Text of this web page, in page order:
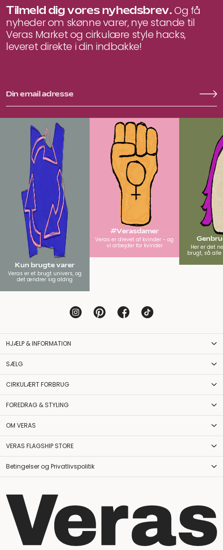
Tilmeld dig vores nyhedsbrev.Og få
nyheder om skønne varer, nye stande til
Veras Market og cirkulære style hacks,
leveret direkte i din indbakke!
Kun brugte varer
Veras er et brugt univers, og
det ændrer sig aldrig
#Verasdamer
Veras er drevet af kvinder - og
vi arbejder for kvinder
Her er det
brugt, så
HJÆLP & INFORMATION
SÆLG
CIRKULÆRT FORBRUG
FOREDRAG & STYLING
OM VERAS
VERAS FLAGSHIP STORE
Betingelser og Privatlivspolitik